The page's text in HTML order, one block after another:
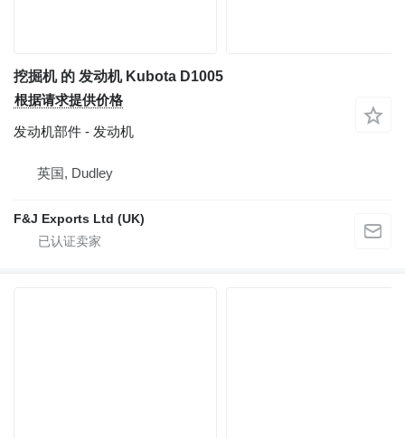
挖掘机 的 发动机 Kubota D1005
根据请求提供价格
发动机部件 - 发动机
英国, Dudley
F&J Exports Ltd (UK)